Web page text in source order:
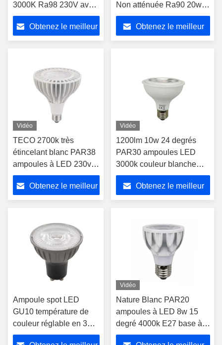
3000K Ra98 230V avec
boîtier en aluminium
Obtenez le meilleur
Non atténuée Ra90 20w
24 degrés
Obtenez le meilleur
Vidéo
TECO 2700k très
étincelant blanc PAR38
ampoules à LED 230v
non atténuée Ra90 20w
24 degrés
Obtenez le meilleur
Vidéo
1200lm 10w 24 degrés
PAR30 ampoules LED
3000k couleur blanche
chaude avec base de vis
E27
Obtenez le meilleur
Ampoule spot LED
GU10 température de
couleur réglable en 3
étapes 1700K-2600K-
Vidéo
Nature Blanc PAR20
ampoules à LED 8w 15
degré 4000k E27 base à
vis PAR 20 ampoule